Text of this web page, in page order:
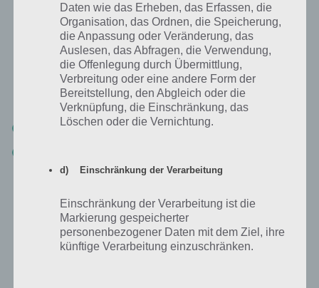
So kommst du an Obtainium
Obtainium ist die Premium Währung in Bike Unchained, mit der du
zahlreiche Pakete kaufen kannst. Doch welche Möglichkeiten gibt es
an dieses zu gelangen ohne zum In-App-Kauf zu greifen? Hier haben
wir mal eine kleine Liste parat:
Recycle nicht benötigte Teile in der Werkstatt: bringt 1 Obtainium
auch den letzten Tipp, dass jeder Fahrer seperat einen Goldpokal
holen kann)
Wenn du weitere Möglichkeiten kennst, wie man in Bike Unchained
an Obtainium gelangt, dann schreib dies einfach in den
Kommentaren.
Daten wie das Erheben, das Erfassen, die
Organisation, das Ordnen, die Speicherung,
die Anpassung oder Veränderung, das
Auslesen, das Abfragen, die Verwendung,
die Offenlegung durch Übermittlung,
Verbreitung oder eine andere Form der
Bereitstellung, den Abgleich oder die
Verknüpfung, die Einschränkung, das
Löschen oder die Vernichtung.
d) Einschränkung der Verarbeitung
Einschränkung der Verarbeitung ist die
Markierung gespeicherter
personenbezogener Daten mit dem Ziel, ihre
künftige Verarbeitung einzuschränken.